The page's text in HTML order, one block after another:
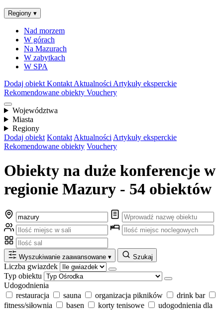
Regiony ▾
Nad morzem
W górach
Na Mazurach
W zabytkach
W SPA
Dodaj obiekt Kontakt Aktualności Artykuły eksperckie
Rekomendowane obiekty Vouchery
Województwa
Miasta
Regiony
Dodaj obiekt Kontakt Aktualności Artykuły eksperckie
Rekomendowane obiekty Vouchery
Obiekty na duże konferencje w
regionie Mazury - 54 obiektów
Wyszukiwanie zaawansowane ▾ Szukaj
Liczba gwiazdek
Typ obiektu
Udogodnienia
restauracja
sauna organizacja pikników
drink bar
fitness/siłownia
basen korty tenisowe
udogodnienia dla